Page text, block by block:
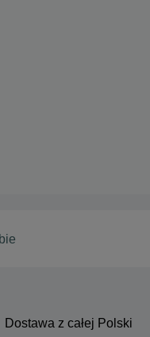
Dostawa z całej Polski